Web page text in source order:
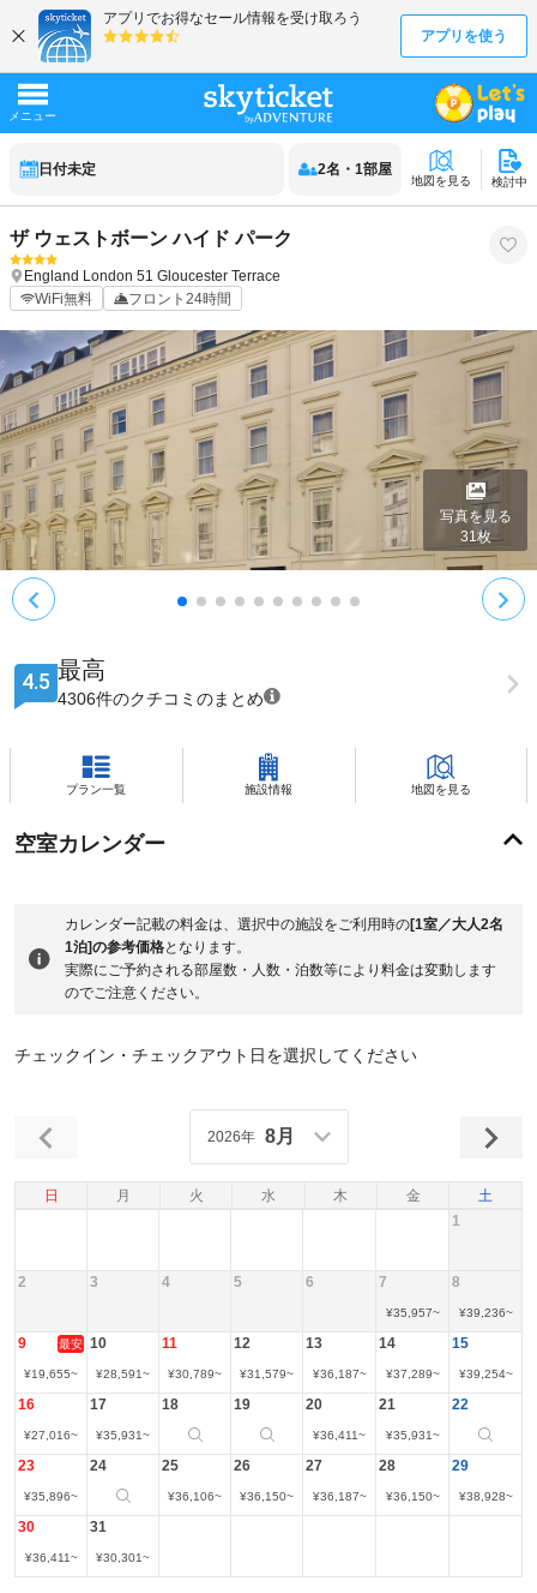
日付未定 2名 ・ 1部屋
地図を見る 検討中
ザ ウェストボーン ハイド パーク
England London 51 Gloucester Terrace
WiFi無料
フロント24時間
写真を見る
31枚
4.5 最高
4306件のクチコミのまとめ
プラン一覧 施設情報 地図を見る
空室カレンダー
カレンダー記載の料金は、選択中の施設をご利用時の[1室／大人2名
1泊]の参考価格となります。
実際にご予約される部屋数・人数・泊数等により料金は変動します
のでご注意ください。
チェックイン・チェックアウト日を選択してください
日 月 火 水 木 金 土
2026年 8月
1
2 3 4 5 6 7
¥35,957~
8
¥39,236~
9 最安
¥19,655~
10
¥28,591~
11
¥30,789~
12
¥31,579~
13
¥36,187~
14
¥37,289~
15
¥39,254~
16
¥27,016~
17
¥35,931~
18 19 20
¥36,411~
21
¥35,931~
22
23
¥35,896~
24 25
¥36,106~
26
¥36,150~
27
¥36,187~
28
¥36,150~
29
¥38,928~
30
¥36,411~
31
¥30,301~